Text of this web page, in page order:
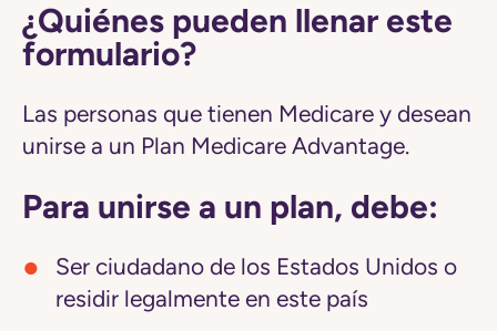
¿Quiénes pueden llenar este
formulario?
Las personas que tienen Medicare y desean
unirse a un Plan Medicare Advantage.
Para unirse a un plan, debe:
Ser ciudadano de los Estados Unidos o
residir legalmente en este país